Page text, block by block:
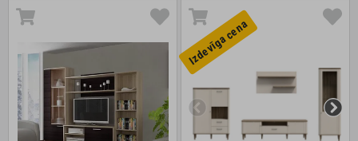
Izdevīga cena